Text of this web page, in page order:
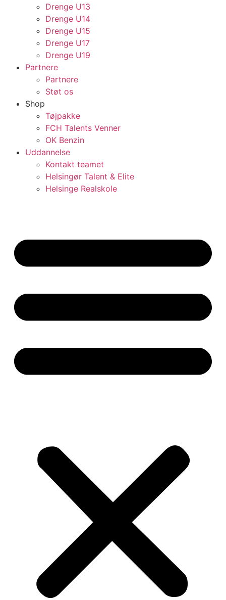
Drenge U13
Drenge U14
Drenge U15
Drenge U17
Drenge U19
Partnere
Partnere
Støt os
Shop
Tøjpakke
FCH Talents Venner
OK Benzin
Uddannelse
Kontakt teamet
Helsingør Talent & Elite
Helsinge Realskole